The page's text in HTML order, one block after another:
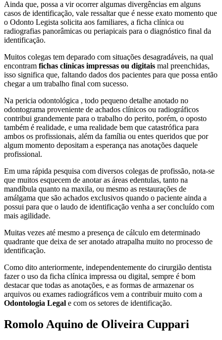
Ainda que, possa a vir ocorrer algumas divergências em alguns
casos de identificação, vale ressaltar que é nesse exato momento que
o Odonto Legista solicita aos familiares, a ficha clínica ou
radiografias panorâmicas ou periapicais para o diagnóstico final da
identificação.
Muitos colegas tem deparado com situações desagradáveis, na qual
encontram fichas clínicas impressas ou digitais mal preenchidas,
isso significa que, faltando dados dos pacientes para que possa então
chegar a um trabalho final com sucesso.
Na pericia odontológica , todo pequeno detalhe anotado no
odontograma proveniente de achados clínicos ou radiográficos
contribui grandemente para o trabalho do perito, porém, o oposto
também é realidade, e uma realidade bem que catastrófica para
ambos os profissionais, além da família ou entes queridos que por
algum momento depositam a esperança nas anotações daquele
profissional.
Em uma rápida pesquisa com diversos colegas de profissão, nota-se
que muitos esquecem de anotar as áreas edentulas, tanto na
mandíbula quanto na maxila, ou mesmo as restaurações de
amálgama que são achados exclusivos quando o paciente ainda a
possui para que o laudo de identificação venha a ser concluído com
mais agilidade.
Muitas vezes até mesmo a presença de cálculo em determinado
quadrante que deixa de ser anotado atrapalha muito no processo de
identificação.
Como dito anteriormente, independentemente do cirurgião dentista
fazer o uso da ficha clínica impressa ou digital, sempre é bom
destacar que todas as anotações, e as formas de armazenar os
arquivos ou exames radiográficos vem a contribuir muito com a
Odontologia Legal e com os setores de identificação.
Romolo Aquino de Oliveira Cuppari